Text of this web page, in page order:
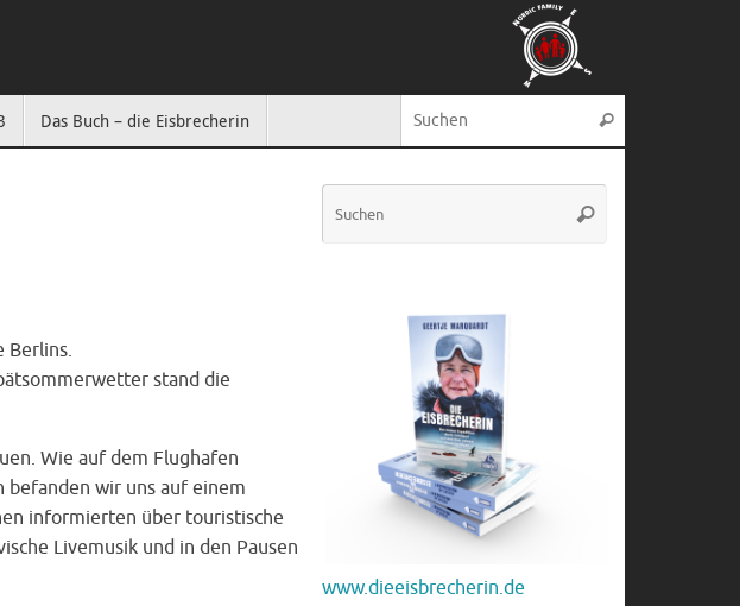
Das Buch – die Eisbrecherin Suchen
Berlins.
stand die
Wie auf dem Flughafen
befanden wir uns auf einem
informierten über touristische
Livemusik und in den Pausen
Suchen
www.dieeisbrecherin.de